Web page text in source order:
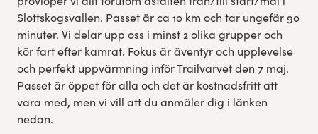
Slottskogsvallen. Passet är ca 10 km och tar ungefär 90
minuter. Vi delar upp oss i minst 2 olika grupper och
kör fart efter kamrat. Fokus är äventyr och upplevelse
och perfekt uppvärmning inför Trailvarvet den 7 maj.
Passet är öppet för alla och det är kostnadsfritt att
vara med, men vi vill att du anmäler dig i länken
nedan.